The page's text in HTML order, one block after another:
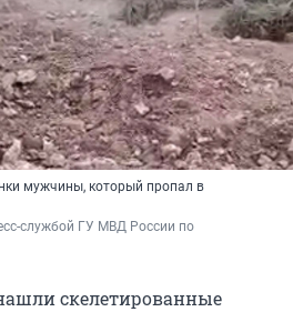
мужчины, который пропал в
службой ГУ МВД России по
скелетированные